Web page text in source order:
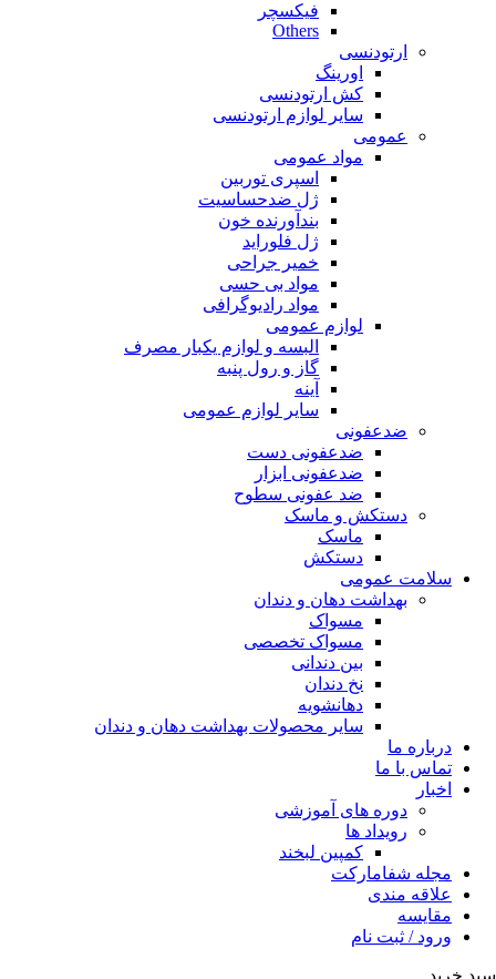
فیکسچر
Others
ارتودنسی
اورینگ
کش ارتودنسی
سایر لوازم ارتودنسی
عمومی
مواد عمومی
اسپری توربین
ژل ضدحساسیت
بندآورنده خون
ژل فلوراید
خمیر جراحی
مواد بی حسی
مواد رادیوگرافی
لوازم عمومی
البسه و لوازم یکبار مصرف
گاز و رول پنبه
آینه
سایر لوازم عمومی
ضدعفونی
ضدعفونی دست
ضدعفونی ابزار
ضد عفونی سطوح
دستکش و ماسک
ماسک
دستکش
سلامت عمومی
بهداشت دهان و دندان
مسواک
مسواک تخصصی
بین دندانی
نخ دندان
دهانشویه
سایر محصولات بهداشت دهان و دندان
درباره ما
تماس با ما
اخبار
دوره های آموزشی
رویداد ها
کمپین لبخند
مجله شفامارکت
علاقه مندی
مقایسه
ورود / ثبت نام
سبد خرید